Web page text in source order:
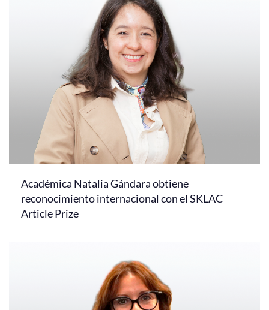
Académica Natalia Gándara obtiene
reconocimiento internacional con el SKLAC
Article Prize